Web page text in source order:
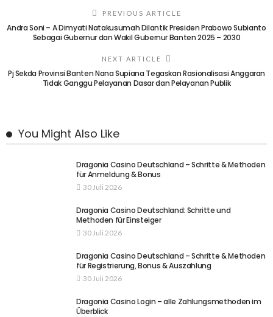
PREVIOUS ARTICLE
Andra Soni – A Dimyati Natakusumah Dilantik Presiden Prabowo Subianto
Sebagai Gubernur dan Wakil Gubernur Banten 2025 – 2030
NEXT ARTICLE
Pj Sekda Provinsi Banten Nana Supiana Tegaskan Rasionalisasi Anggaran
Tidak Ganggu Pelayanan Dasar dan Pelayanan Publik
You Might Also Like
Dragonia Casino Deutschland – Schritte & Methoden
für Anmeldung & Bonus
30 Juli 2026
Dragonia Casino Deutschland: Schritte und
Methoden für Einsteiger
30 Juli 2026
Dragonia Casino Deutschland – Schritte & Methoden
für Registrierung, Bonus & Auszahlung
30 Juli 2026
Dragonia Casino Login – alle Zahlungsmethoden im
Überblick